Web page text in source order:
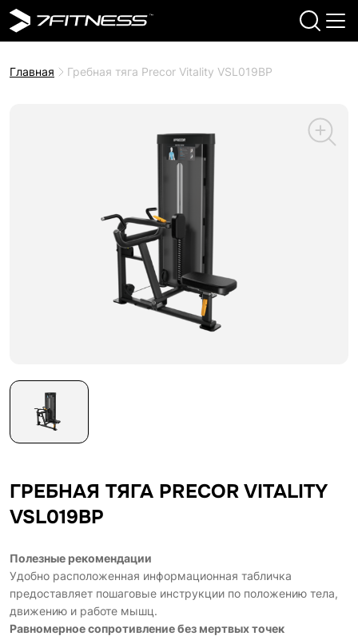
Главная Гребная тяга Precor Vitality VSL019BP
ГРЕБНАЯ ТЯГА PRECOR VITALITY
VSL019BP
Полезные рекомендации
Удобно расположенная информационная табличка
предоставляет пошаговые инструкции по положению тела,
движению и работе мышц.
Равномерное сопротивление без мертвых точек